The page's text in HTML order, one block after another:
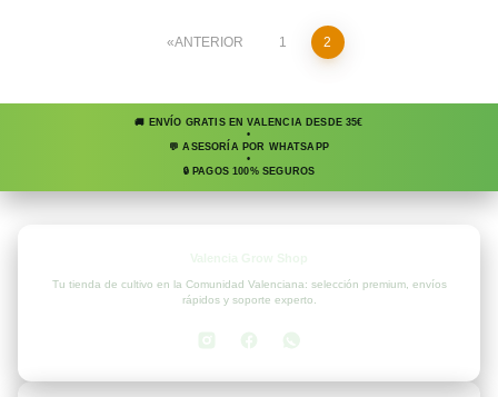
ANTERIOR 1 2
🚚 ENVÍO GRATIS EN VALENCIA DESDE 35€
•
💬 ASESORÍA POR WHATSAPP
•
🔒 PAGOS 100% SEGUROS
Tu tienda de cultivo en la Comunidad Valenciana: selección premium, envíos
rápidos y soporte experto.